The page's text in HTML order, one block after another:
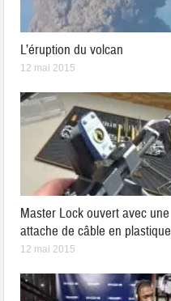
L’éruption du volcan
12 mai 2015
Master Lock ouvert avec une
attache de câble en plastique
12 mai 2015